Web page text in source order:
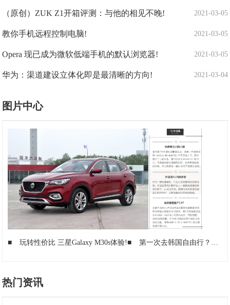
2021-03-05
（原创）ZUK Z1开箱评测：与他的相见不晚!
2021-03-05
教你手机远程控制电脑!
2021-03-05
Opera 现已成为微软低端手机的默认浏览器!
2021-03-04
华为：渠道建设立体化即是最清晰的方向!
图片中心
■ 玩转性价比 三星Galaxy M30s体验!■ 第一次去韩国自由行？首尔全路线攻略分享给你!
热门资讯